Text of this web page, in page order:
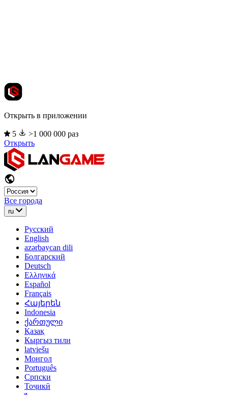
Открыть в приложении
5
>1 000 000 раз
Открыть
Все города
ru
Русский
English
azərbaycan dili
Болгарский
Deutsch
Ελληνικά
Español
Français
Հայերեն
Indonesia
ქართული
Қазақ
Кыргыз тили
latviešu
Монгол
Português
Српски
Тоҷикӣ